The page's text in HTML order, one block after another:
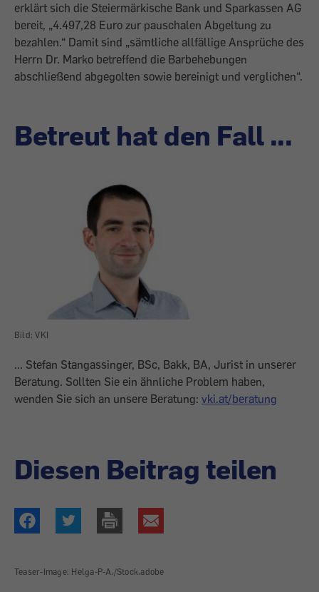
erklärt sich die Steiermärkische Bank und Sparkassen AG
bereit, „4.497,28 Euro zur pauschalen Abgeltung zu
bezahlen.“ Damit sind „sämtliche allfällige Ansprüche des
Herrn Dr. Marko betreffend die Barbehebungen
abschließend abgegolten sowie bereinigt und verglichen“.
Betreut hat den Fall ...
Bild: VKI
... Stefan Stangassinger, BSc, Bakk, BA, Jurist in unserer
Beratung. Sollten Sie ein ähnliche Problem haben,
wenden Sie sich an unsere Beratung: vki.at/beratung
Diesen Beitrag teilen
Teaser-Image: Helga-P-A./Stock.adobe